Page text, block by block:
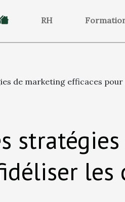
RH
de marketing efficaces
les